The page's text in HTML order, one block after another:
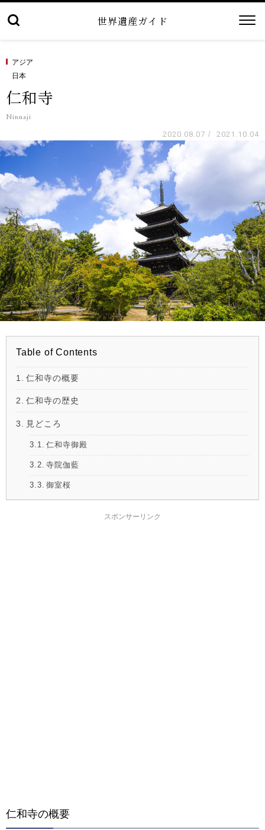
世界遺産ガイド
アジア
日本
仁和寺
Ninnaji
2020.08.07 / 2021.10.04
Table of Contents
仁和寺の概要
仁和寺の歴史
見どころ
仁和寺御殿
寺院伽藍
御室桜
スポンサーリンク
仁和寺の概要